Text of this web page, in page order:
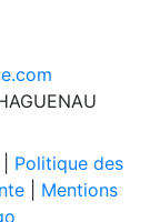
Politique des
| Mentions